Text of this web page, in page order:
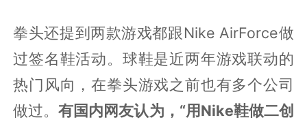
拳头还提到两款游戏都跟Nike AirForce做
过签名鞋活动。球鞋是近两年游戏联动的
热门风向，在拳头游戏之前也有多个公司
做过。有国内网友认为，“用Nike鞋做二创